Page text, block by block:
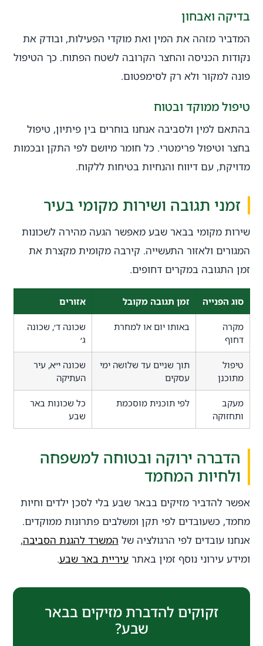
בדיקה ואבחון
המדביר מזהה את המין ואת מוקדי הפעילות, ובודק את
נקודות הכניסה והחצר הקרובה לשטח הפתוח. כך הטיפול
פונה למקור ולא רק לסימפטום.
טיפול ממוקד ובטוח
בהתאם למין ולסביבה אנחנו בוחרים בין פיתיון, טיפול
בחצר וטיפול פרימטרי. כל חומר מיושם לפי התקן ובכמות
מדויקת, עם דיווח והנחיות בטיחות ללקוח.
זמני תגובה ושירות מקומי בעיר
שירות מקומי בבאר שבע מאפשר הגעה מהירה לשכונות
המגורים ולאזור התעשייה. קירבה מקומית מקצרת את
זמן התגובה במקרים דחופים.
סוג הפנייה זמן תגובה מקובל אזורים
מקרה
דחוף
באותו יום או למחרת
שכונה ד׳, שכונה
ג׳
טיפול
מתוכנן
תוך שניים עד שלושה ימי
עסקים
שכונה י״א, עיר
העתיקה
מעקב
ותחזוקה
לפי תוכנית מוסכמת
כל שכונות באר
שבע
הדברה ירוקה ובטוחה למשפחה
ולחיות המחמד
אפשר להדביר מזיקים בבאר שבע בלי לסכן ילדים וחיות
מחמד, כשעובדים לפי תקן ומשלבים פתרונות ממוקדים.
אנחנו עובדים לפי הרגולציה של המשרד להגנת הסביבה,
ומידע עירוני נוסף זמין באתרעיריית באר שבע.
זקוקים להדברת מזיקים בבאר
שבע?